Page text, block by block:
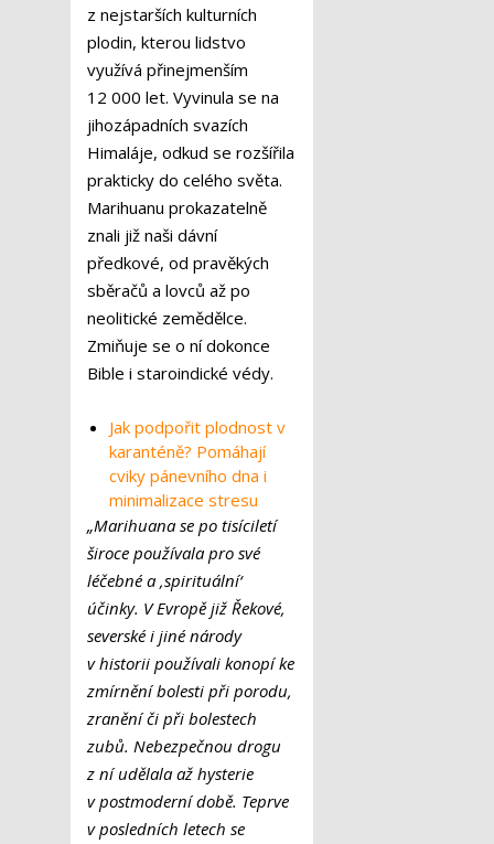
z nejstarších kulturních
plodin, kterou lidstvo
využívá přinejmenším
12 000 let. Vyvinula se na
jihozápadních svazích
Himaláje, odkud se rozšířila
prakticky do celého světa.
Marihuanu prokazatelně
znali již naši dávní
předkové, od pravěkých
sběračů a lovců až po
neolitické zemědělce.
Zmiňuje se o ní dokonce
Bible i staroindické védy.
Jak podpořit plodnost v
karanténě? Pomáhají
cviky pánevního dna i
minimalizace stresu
„Marihuana se po tisíciletí
široce používala pro své
léčebné a ‚spirituální‘
účinky. V Evropě již Řekové,
severské i jiné národy
v historii používali konopí ke
zmírnění bolesti při porodu,
zranění či při bolestech
zubů. Nebezpečnou drogu
z ní udělala až hysterie
v postmoderní době. Teprve
v posledních letech se